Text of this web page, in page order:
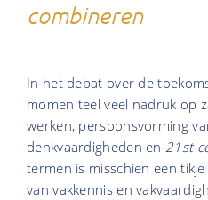
combineren
In het debat over de
momen teel veel nadruk op
werken, persoonsvorming
denkvaardigheden en 21st
termen is misschien een
van vakkennis en